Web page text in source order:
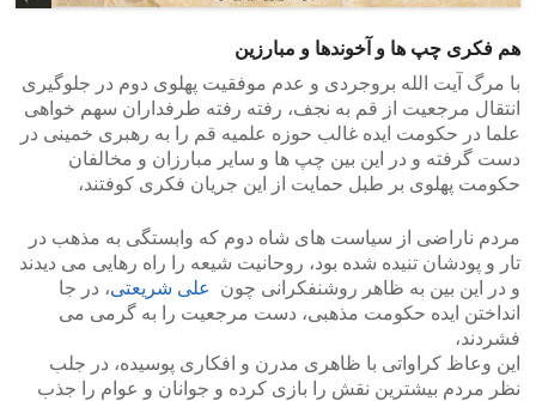
هم فکری چپ ها و آخوندها و مبارزین
با مرگ آیت الله بروجردی و عدم موفقیت پهلوی دوم در جلوگیری
انتقال مرجعیت از قم به نجف، رفته رفته طرفداران سهم خواهی
علما در حکومت ایده غالب حوزه علمیه قم را به رهبری خمینی در
دست گرفته و در این بین چپ ها و سایر مبارزان و مخالفان
حکومت پهلوی بر طبل حمایت از این جریان فکری کوفتند،
مردم ناراضی از سیاست های شاه دوم که وابستگی به مذهب در
تار و پودشان تنیده شده بود، روحانیت شیعه را راه رهایی می دیدند
و در این بین به ظاهر روشنفکرانی چون
علی شریعتی، در جا
انداختن ایده حکومت مذهبی، دست مرجعیت را به گرمی می
فشردند،
این وعاظ کراواتی با ظاهری مدرن و افکاری پوسیده، در جلب
نظر مردم بیشترین نقش را بازی کرده و جوانان و عوام را جذب